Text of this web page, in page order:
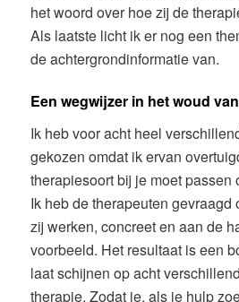
het woord over hoe zij de
Als laatste licht ik er nog een
de achtergrondinformatie van.
Een wegwijzer in het woud
Ik heb voor acht heel
gekozen omdat ik ervan
therapiesoort bij je moet passen
Ik heb de therapeuten gevraagd
zij werken, concreet en aan de
voorbeeld. Het resultaat is een
laat schijnen op acht
therapie. Zodat je, als je hulp